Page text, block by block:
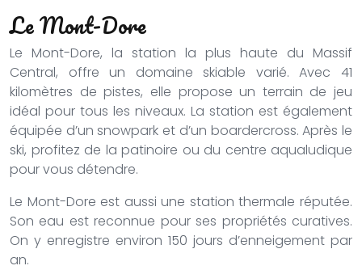
Le Mont-Dore
Le Mont-Dore, la station la plus haute du Massif
Central, offre un domaine skiable varié. Avec 41
kilomètres de pistes, elle propose un terrain de jeu
idéal pour tous les niveaux. La station est également
équipée d’un snowpark et d’un boardercross. Après le
ski, profitez de la patinoire ou du centre aqualudique
pour vous détendre.
Le Mont-Dore est aussi une station thermale réputée.
Son eau est reconnue pour ses propriétés curatives.
On y enregistre environ 150 jours d’enneigement par
an.